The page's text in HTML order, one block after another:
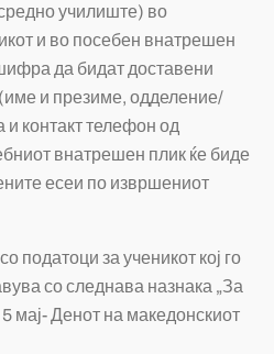
училиште) во
и во посебен внатрешен
да бидат доставени
и презиме, одделение/
контакт телефон од
внатрешен плик ќе биде
есеи по извршениот
податоци за ученикот кој го
со следнава назнака „За
5 мај- Денот на македонскиот